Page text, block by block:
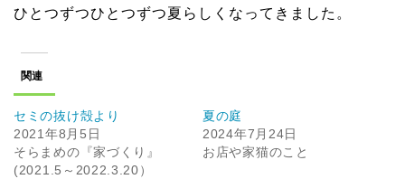
ひとつずつひとつずつ夏らしくなってきました。
関連
セミの抜け殻より
2021年8月5日
そらまめの『家づくり』
(2021.5～2022.3.20）
夏の庭
2024年7月24日
お店や家猫のこと